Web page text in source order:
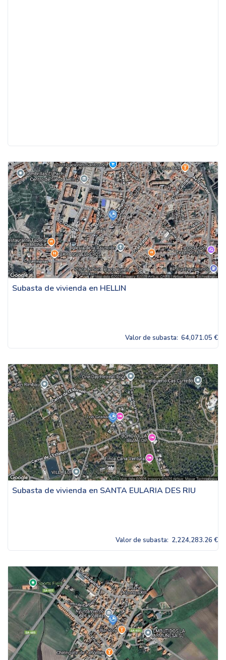
Subasta de vivienda en HELLIN
Valor de subasta: 64,071.05 €
Subasta de vivienda en SANTA EULARIA DES RIU
Valor de subasta: 2,224,283.26 €